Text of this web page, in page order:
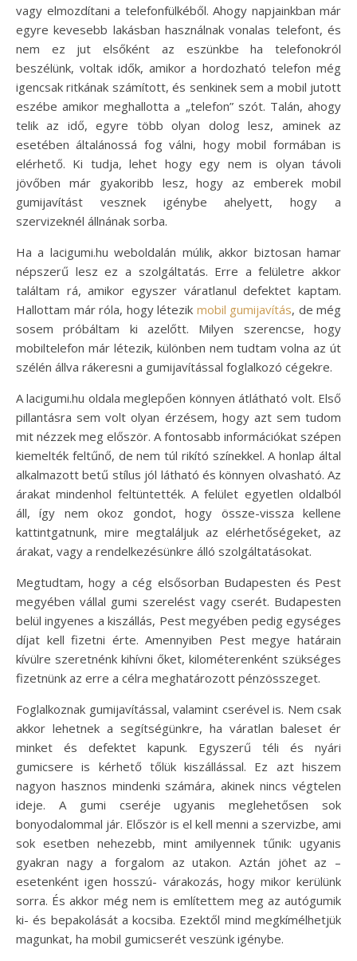
vagy elmozdítani a telefonfülkéből. Ahogy napjainkban már
egyre kevesebb lakásban használnak vonalas telefont, és
nem ez jut elsőként az eszünkbe ha telefonokról
beszélünk, voltak idők, amikor a hordozható telefon még
igencsak ritkának számított, és senkinek sem a mobil jutott
eszébe amikor meghallotta a „telefon” szót. Talán, ahogy
telik az idő, egyre több olyan dolog lesz, aminek az
esetében általánossá fog válni, hogy mobil formában is
elérhető. Ki tudja, lehet hogy egy nem is olyan távoli
jövőben már gyakoribb lesz, hogy az emberek mobil
gumijavítást vesznek igénybe ahelyett, hogy a
szervizeknél állnának sorba.
Ha a lacigumi.hu weboldalán múlik, akkor biztosan hamar
népszerű lesz ez a szolgáltatás. Erre a felületre akkor
találtam rá, amikor egyszer váratlanul defektet kaptam.
Hallottam már róla, hogy létezik mobil gumijavítás, de még
sosem próbáltam ki azelőtt. Milyen szerencse, hogy
mobiltelefon már létezik, különben nem tudtam volna az út
szélén állva rákeresni a gumijavítással foglalkozó cégekre.
A lacigumi.hu oldala meglepően könnyen átlátható volt. Első
pillantásra sem volt olyan érzésem, hogy azt sem tudom
mit nézzek meg először. A fontosabb információkat szépen
kiemelték feltűnő, de nem túl rikító színekkel. A honlap által
alkalmazott betű stílus jól látható és könnyen olvasható. Az
árakat mindenhol feltüntették. A felület egyetlen oldalból
áll, így nem okoz gondot, hogy össze-vissza kellene
kattintgatnunk, mire megtaláljuk az elérhetőségeket, az
árakat, vagy a rendelkezésünkre álló szolgáltatásokat.
Megtudtam, hogy a cég elsősorban Budapesten és Pest
megyében vállal gumi szerelést vagy cserét. Budapesten
belül ingyenes a kiszállás, Pest megyében pedig egységes
díjat kell fizetni érte. Amennyiben Pest megye határain
kívülre szeretnénk kihívni őket, kilométerenként szükséges
fizetnünk az erre a célra meghatározott pénzösszeget.
Foglalkoznak gumijavítással, valamint cserével is. Nem csak
akkor lehetnek a segítségünkre, ha váratlan baleset ér
minket és defektet kapunk. Egyszerű téli és nyári
gumicsere is kérhető tőlük kiszállással. Ez azt hiszem
nagyon hasznos mindenki számára, akinek nincs végtelen
ideje. A gumi cseréje ugyanis meglehetősen sok
bonyodalommal jár. Először is el kell menni a szervizbe, ami
sok esetben nehezebb, mint amilyennek tűnik: ugyanis
gyakran nagy a forgalom az utakon. Aztán jöhet az –
esetenként igen hosszú- várakozás, hogy mikor kerülünk
sorra. És akkor még nem is említettem meg az autógumik
ki- és bepakolását a kocsiba. Ezektől mind megkímélhetjük
magunkat, ha mobil gumicserét veszünk igénybe.